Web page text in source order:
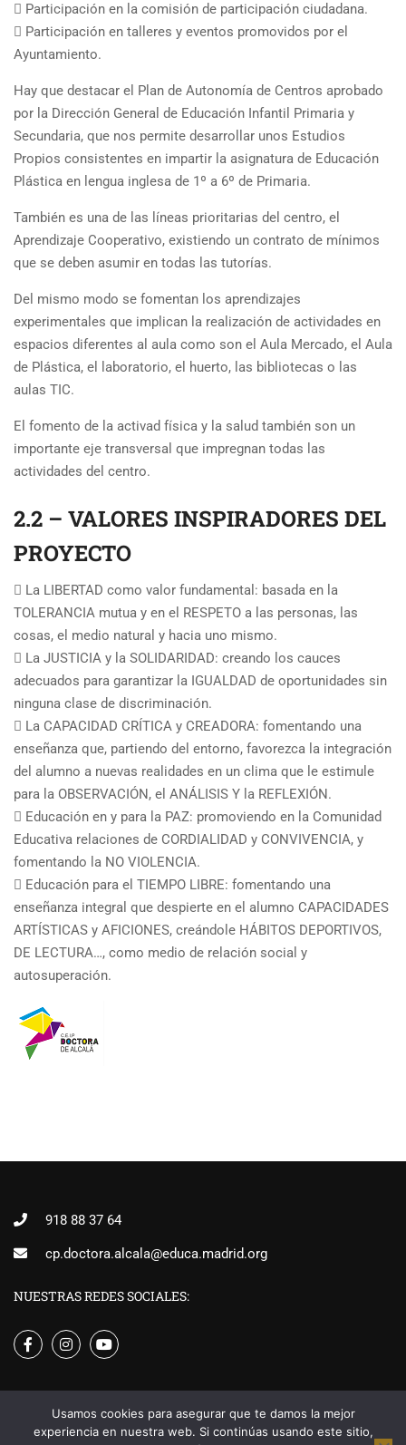
 Participación en la comisión de participación ciudadana.
 Participación en talleres y eventos promovidos por el
Ayuntamiento.
Hay que destacar el Plan de Autonomía de Centros aprobado
por la Dirección General de Educación Infantil Primaria y
Secundaria, que nos permite desarrollar unos Estudios
Propios consistentes en impartir la asignatura de Educación
Plástica en lengua inglesa de 1º a 6º de Primaria.
También es una de las líneas prioritarias del centro, el
Aprendizaje Cooperativo, existiendo un contrato de mínimos
que se deben asumir en todas las tutorías.
Del mismo modo se fomentan los aprendizajes
experimentales que implican la realización de actividades en
espacios diferentes al aula como son el Aula Mercado, el Aula
de Plástica, el laboratorio, el huerto, las bibliotecas o las
aulas TIC.
El fomento de la activad física y la salud también son un
importante eje transversal que impregnan todas las
actividades del centro.
2.2 – VALORES INSPIRADORES DEL
PROYECTO
 La LIBERTAD como valor fundamental: basada en la
TOLERANCIA mutua y en el RESPETO a las personas, las
cosas, el medio natural y hacia uno mismo.
 La JUSTICIA y la SOLIDARIDAD: creando los cauces
adecuados para garantizar la IGUALDAD de oportunidades sin
ninguna clase de discriminación.
 La CAPACIDAD CRÍTICA y CREADORA: fomentando una
enseñanza que, partiendo del entorno, favorezca la integración
del alumno a nuevas realidades en un clima que le estimule
para la OBSERVACIÓN, el ANÁLISIS Y la REFLEXIÓN.
 Educación en y para la PAZ: promoviendo en la Comunidad
Educativa relaciones de CORDIALIDAD y CONVIVENCIA, y
fomentando la NO VIOLENCIA.
 Educación para el TIEMPO LIBRE: fomentando una
enseñanza integral que despierte en el alumno CAPACIDADES
ARTÍSTICAS y AFICIONES, creándole HÁBITOS DEPORTIVOS,
DE LECTURA…, como medio de relación social y
autosuperación.
918 88 37 64
cp.doctora.alcala@educa.madrid.org
NUESTRAS REDES SOCIALES:
Creado por alcalaymas.com
Usamos cookies para asegurar que te damos la mejor
experiencia en nuestra web. Si continúas usando este sitio,